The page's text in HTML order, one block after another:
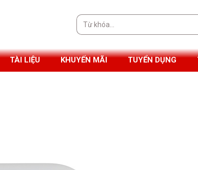
Tìm
kiếm:
TÀI LIỆU KHUYẾN MÃI TUYỂN DỤNG